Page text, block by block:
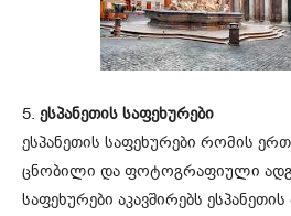
5. ესპანეთის საფეხურები
ესპანეთის საფეხურები რომის
ცნობილი და ფოტოგრაფიული
საფეხურები აკავშირებს